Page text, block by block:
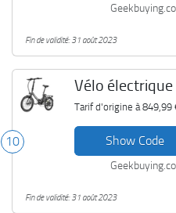
Fin de validité: 31 août 2023
10
Vélo électrique
Tarif d'origine à849,99
Show Code
Fin de validité: 31 août 2023